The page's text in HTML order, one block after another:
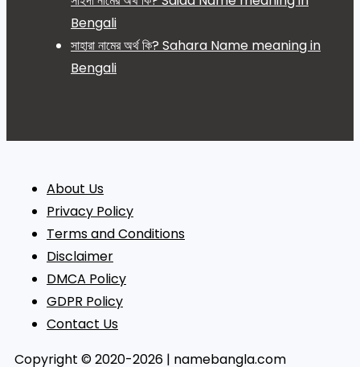
Bengali
সাহারা নামের অর্থ কি? Sahara Name meaning in
Bengali
About Us
Privacy Policy
Terms and Conditions
Disclaimer
DMCA Policy
GDPR Policy
Contact Us
Copyright © 2020-2026 | namebangla.com